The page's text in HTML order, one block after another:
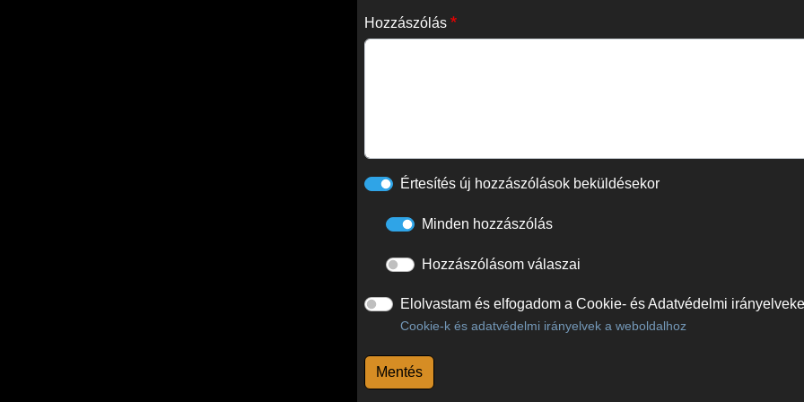
Hozzászólás
Értesítés új hozzászólások beküldésekor
Minden hozzászólás
Hozzászólásom válaszai
Elolvastam és elfogadom a Cookie- és Adatvédelmi
Cookie-k és adatvédelmi irányelvek a weboldalhoz